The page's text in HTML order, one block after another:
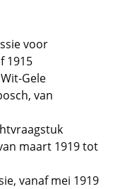
voor
1915
Gele
van
maart 1919 tot
vanaf mei 1919